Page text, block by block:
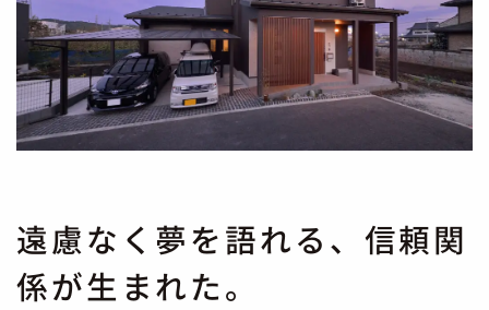
遠慮なく夢を語れる、信頼関
係が生まれた。